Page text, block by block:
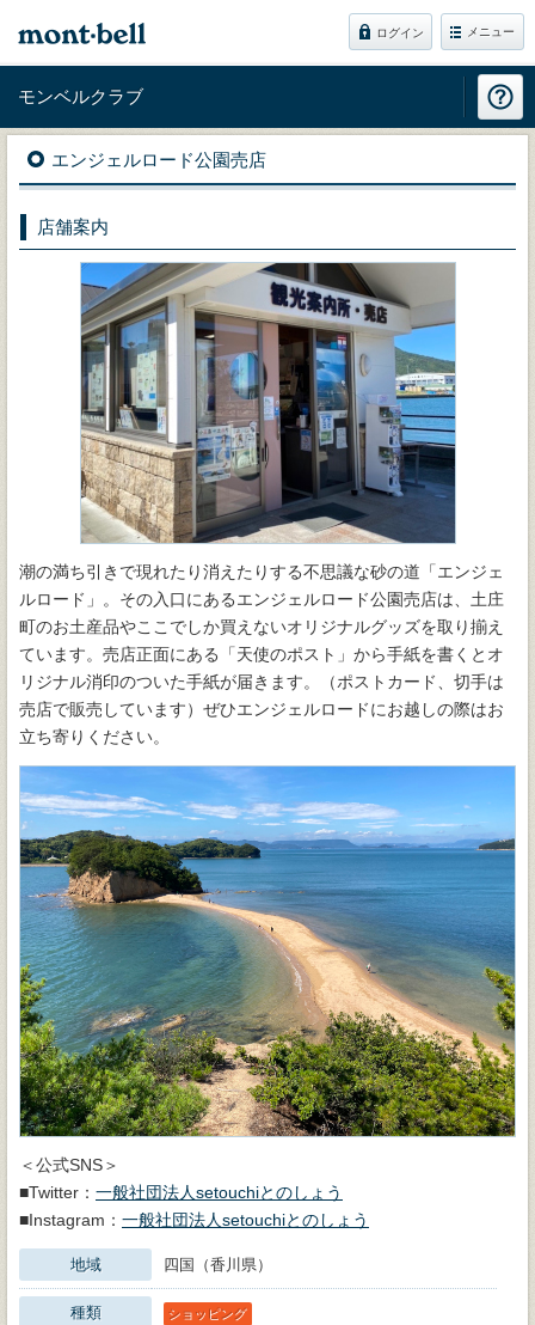
ログイン メニュー
モンベルクラブ
エンジェルロード公園売店
店舗案内
潮の満ち引きで現れたり消えたりする不思議な砂の道「エンジェ
ルロード」。その入口にあるエンジェルロード公園売店は、土庄
町のお土産品やここでしか買えないオリジナルグッズを取り揃え
ています。売店正面にある「天使のポスト」から手紙を書くとオ
リジナル消印のついた手紙が届きます。（ポストカード、切手は
売店で販売しています）ぜひエンジェルロードにお越しの際はお
立ち寄りください。
＜公式SNS＞
■Twitter： 一般社団法人setouchiとのしょう
■Instagram： 一般社団法人setouchiとのしょう
地域 四国（香川県）
種類 ショッピング